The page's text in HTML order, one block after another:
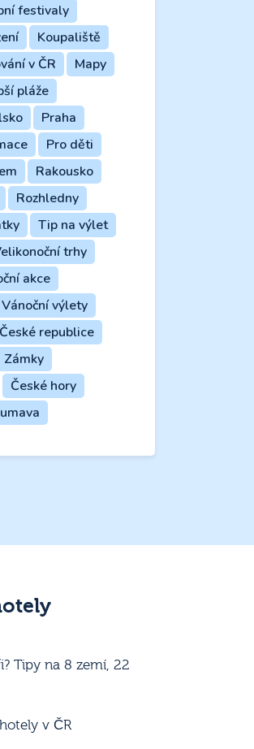
festivaly
Koupaliště
v ČR
Mapy
pláže
Praha
Pro děti
Rakousko
Rozhledny
Tip na výlet
trhy
akce
Vánoční výlety
republice
Zámky
České hory
Tipy na 8 zemí, 22
v ČR